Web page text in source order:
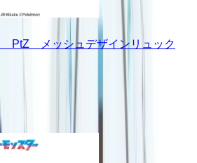
メッシュデザインリュック